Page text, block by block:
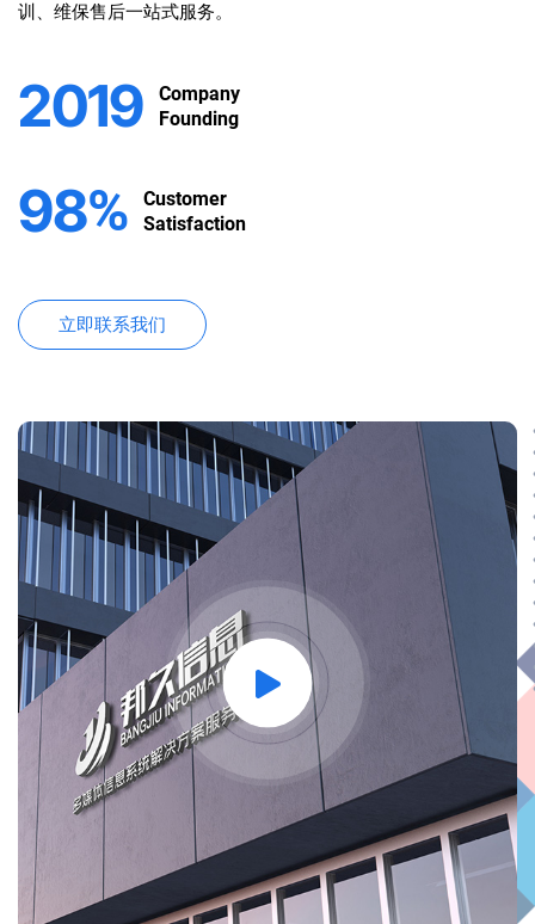
训、维保售后一站式服务。
2019
Company
Founding
98%
Customer
Satisfaction
立即联系我们